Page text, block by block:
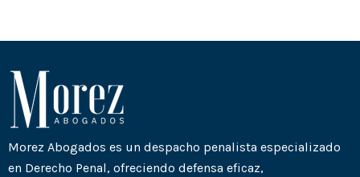
Morez Abogados es un despacho penalista especializado
en Derecho Penal, ofreciendo defensa eficaz,